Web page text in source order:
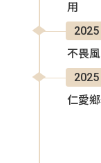
用
2025
不畏
2025
仁愛